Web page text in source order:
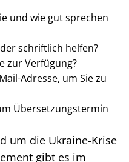
und wie gut sprechen
schriftlich helfen?
zur Verfügung?
Adresse, um Sie zu
Übersetzungstermin
um die Ukraine-Krise
gibt es im